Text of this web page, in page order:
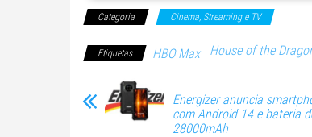
Categoria Cinema, Streaming e TV
Etiquetas HBO Max House of the
Energizer anuncia
com Android 14 e bateria
28000mAh